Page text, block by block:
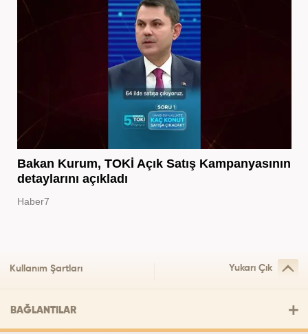
Bakan Kurum, TOKİ Açık Satış Kampanyasının
detaylarını açıkladı
Haber7
Kullanım Şartları Yukarı Çık
BAĞLANTILAR